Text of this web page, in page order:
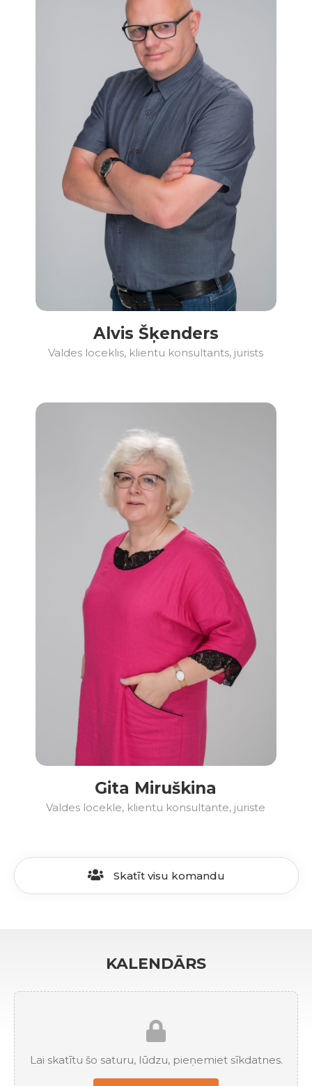
Alvis Šķenders
Valdes loceklis, klientu konsultants, jurists
Gita Miruškina
Valdes locekle, klientu konsultante, juriste
Skatīt visu komandu
KALENDĀRS
Lai skatītu šo saturu, lūdzu, pieņemiet sīkdatnes.